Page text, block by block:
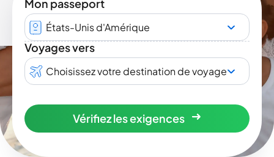
Mon passeport
États-Unis d'Amérique
Voyages vers
Choisissez votre destination de voyage
Vérifiez les exigences